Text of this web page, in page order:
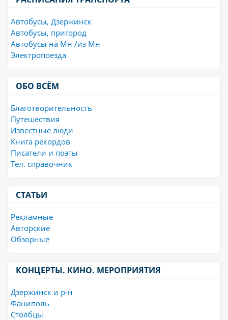
Автобусы, Дзержинск
Автобусы, пригород
Автобусы на Мн /из Мн
Электропоезда
ОБО ВСЁМ
Благотворительность
Путешествия
Известные люди
Книга рекордов
Писатели и поэты
Тел. справочник
СТАТЬИ
Рекламные
Авторские
Обзорные
КОНЦЕРТЫ. КИНО. МЕРОПРИЯТИЯ
Дзержинск и р-н
Фаниполь
Столбцы